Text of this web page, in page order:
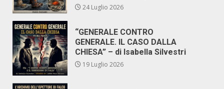
24 Luglio 2026
“GENERALE CONTRO
GENERALE. IL CASO DALLA
CHIESA” – di Isabella Silvestri
19 Luglio 2026